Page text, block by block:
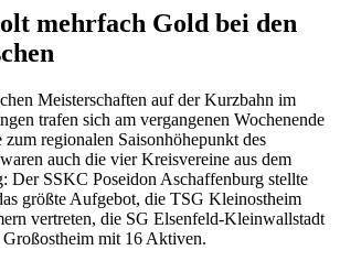
mehrfach Gold bei den
Meisterschaften auf der Kurzbahn im
trafen sich am vergangenen Wochenende
zum regionalen Saisonhöhepunkt des
auch die vier Kreisvereine aus dem
Der SSKC Poseidon Aschaffenburg stellte
größte Aufgebot, die TSG Kleinostheim
vertreten, die SG Elsenfeld-Kleinwallstadt
mit 16 Aktiven.